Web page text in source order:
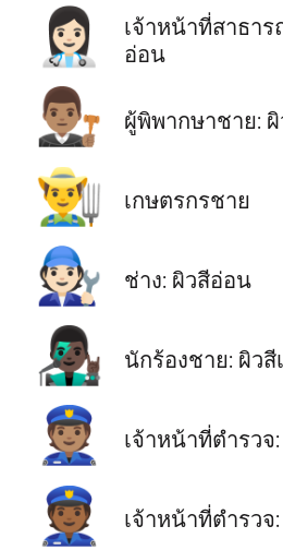
👩🏻‍⚕️
เจ้าหน้าที่สาธา
อ่อน
👨🏽‍⚖️ ผู้พิพากษาชาย:
👨‍🌾 เกษตรกรชาย
🧑🏻‍🔧 ช่าง: ผิวสีอ่อน
👨🏿‍🎤 นักร้องชาย: ผิวสี
👮🏽 เจ้าหน้าที่ตำรวจ
👮🏾 เจ้าหน้าที่ตำรวจ